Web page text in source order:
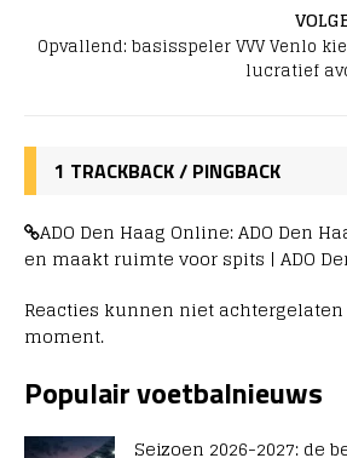
Opvallend: basisspeler VVV Venlo
lucratief
1 TRACKBACK / PINGBACK
ADO Den Haag Online: ADO Den
en maakt ruimte voor spits | ADO
Reacties kunnen niet
moment.
Populair voetbalnieuws
Seizoen 2026-2027: de